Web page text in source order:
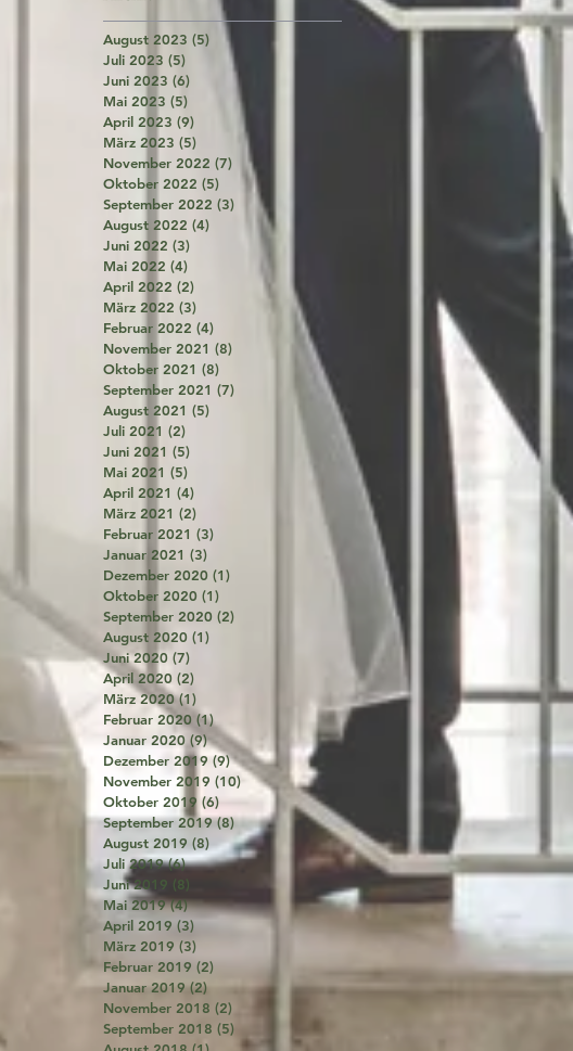
August 2023 (5) 5 Beiträge
Juli 2023 (5) 5 Beiträge
Juni 2023 (6) 6 Beiträge
Mai 2023 (5) 5 Beiträge
April 2023 (9) 9 Beiträge
März 2023 (5) 5 Beiträge
November 2022 (7) 7 Beiträge
Oktober 2022 (5) 5 Beiträge
September 2022 (3) 3 Beiträge
August 2022 (4) 4 Beiträge
Juni 2022 (3)
Mai 2022 (4)
April 2022 (2)
März 2022 (3)
Februar 2022 (4)
November 2021 (8)
Oktober 2021 (8)
September 2021 (7)
August 2021 (5)
Juli 2021 (2)
Juni 2021 (5)
Mai 2021 (5)
April 2021 (4)
März 2021 (2)
Februar 2021 (3)
Januar 2021 (3)
Dezember 2020 (1)
Oktober 2020 (1)
September 2020 (2)
August 2020 (1)
Juni 2020 (7)
April 2020 (2)
März 2020 (1)
Februar 2020 (1)
Januar 2020 (9)9 Beiträge
Dezember 2019 (9)9 Beiträge
November 2019 (10) 10 Beiträge
Oktober 2019 (6) 6 Beiträge
September 2019 (8)8 Beiträge
August 2019 (8) 8 Beiträge
Juli 2019 (6)6 Beiträge
Juni 2019 (8)
Mai 2019 (4)4 Beiträge
April 2019 (3)
März 2019 (3)
Februar 2019 (2)
Januar 2019 (2)2 Beiträge
November 2018 (2)
September 2018 (5)